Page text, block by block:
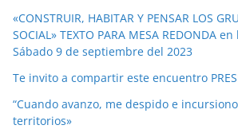
«CONSTRUIR, HABITAR Y PENSAR LOS
SOCIAL» TEXTO PARA MESA REDONDA
Sábado 9 de septiembre del 2023
Te invito a compartir este encuentro
“Cuando avanzo, me despido e
territorios»